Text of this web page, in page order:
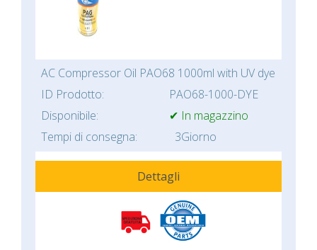
AC Compressor Oil PAO68 1000ml with UV dye
ID Prodotto:
PAO68-1000-DYE
Disponibile:
✔ In magazzino
Tempi di consegna:
3Giorno
Dettagli